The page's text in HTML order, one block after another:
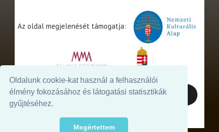
Oldalunk cookie-kat használ a felhasználói
élmény fokozásához és látogatási statisztikák
gyűjtéséhez.
Megértettem
Az oldal megjelenését támogatja: